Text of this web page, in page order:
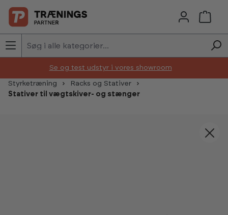
Skip to main content
Se og test udstyr i vores showroom
Styrketræning
Racks og Stativer
Stativer til vægtskiver- og stænger